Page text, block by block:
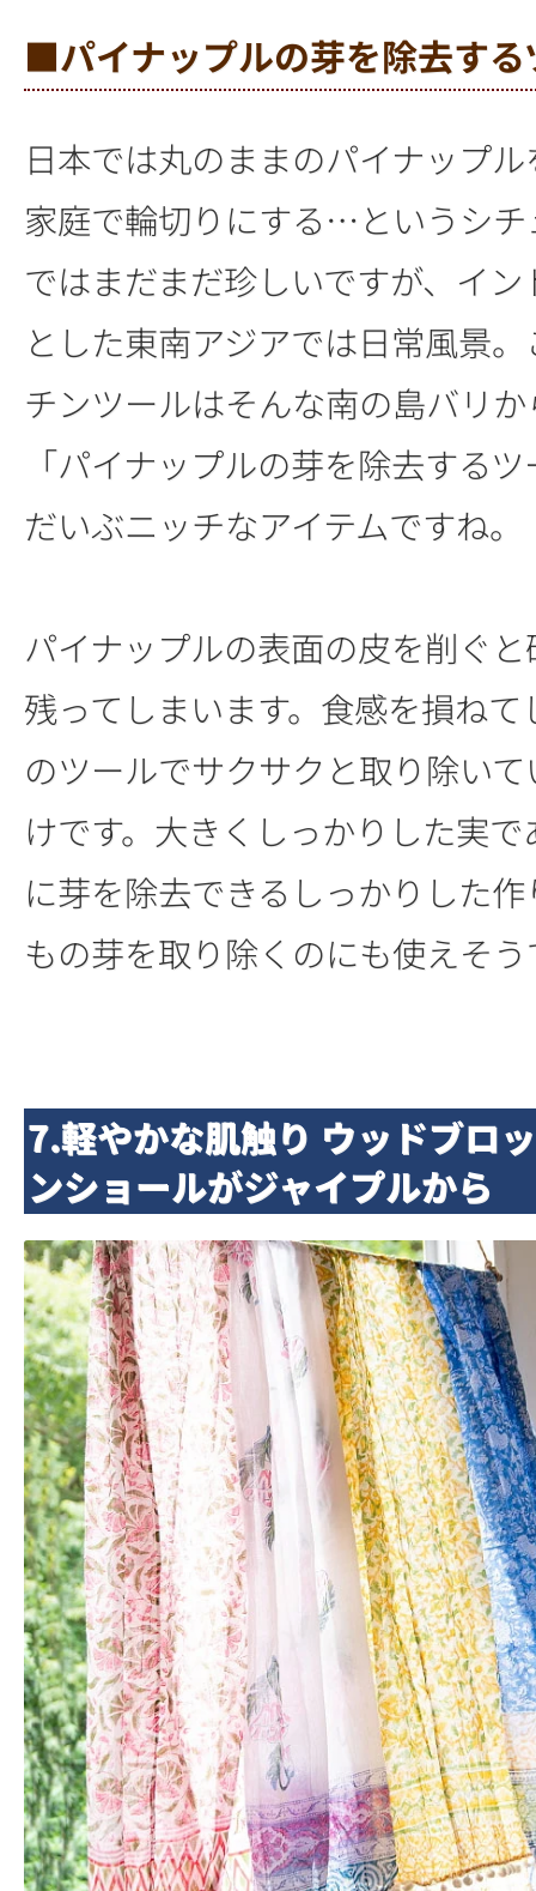
■パイナップルの芽を除去する
日本では丸のままのパイナップ
家庭で輪切りにする…というシチ
ではまだまだ珍しいですが、イ
とした東南アジアでは日常風景
チンツールはそんな南の島バリ
「パイナップルの芽を除去する
だいぶニッチなアイテムですね。
パイナップルの表面の皮を削ぐ
残ってしまいます。食感を損ね
のツールでサクサクと取り除い
けです。大きくしっかりした実
に芽を除去できるしっかりした
もの芽を取り除くのにも使えそう
7.軽やかな肌触り ウッドブロ
ンショールがジャイプルから